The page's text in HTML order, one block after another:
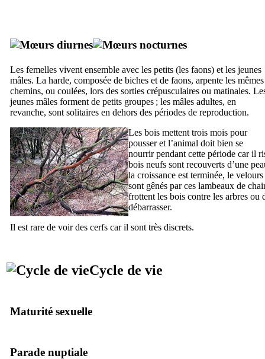
Les femelles vivent ensemble avec les petits (les faons) et les jeunes
mâles. La harde, composée de biches et de faons, arpente les mêmes
chemins, ou coulées, lors des sorties crépusculaires ou matinales.
jeunes mâles forment de petits groupes ; les mâles adultes, en
revanche, sont solitaires en dehors des périodes de reproduction.
Les bois mettent trois mois pour
pousser et l’animal doit bien se
nourrir pendant cette période car il
bois neufs sont recouverts d’une
la croissance est terminée, le
sont gênés par ces lambeaux de
frottent les bois contre les arbres ou
débarrasser.
Il est rare de voir des cerfs car il sont très discrets.
Cycle de vie
Maturité sexuelle
Parade nuptiale